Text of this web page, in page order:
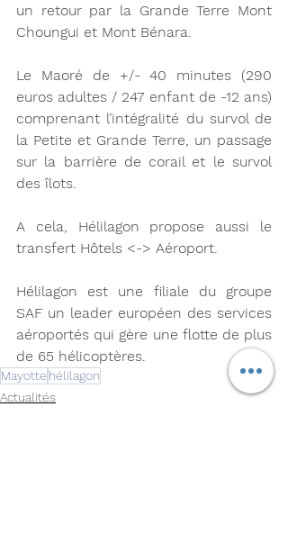
un retour par la Grande Terre Mont
Choungui et Mont Bénara.
Le Maoré de +/- 40 minutes (290
euros adultes / 247 enfant de -12 ans)
comprenant l’intégralité du survol de
la Petite et Grande Terre, un passage
sur la barrière de corail et le survol
des îlots.
A cela, Hélilagon propose aussi le
transfert Hôtels <-> Aéroport.
Hélilagon est une filiale du groupe
SAF un leader européen des services
aéroportés qui gère une flotte de plus
de 65 hélicoptères.
Mayotte hélilagon
Actualités